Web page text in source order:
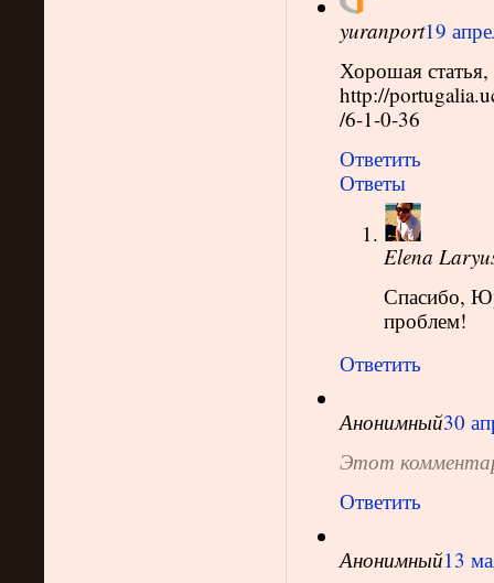
yuranport19
Хорошая
http://
/6-1-0-36
Ответить
Ответы
Elena
Спасибо,
проблем!
Ответить
Анонимный30
Этот
Ответить
Анонимный13